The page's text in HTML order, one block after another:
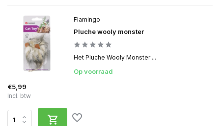
Flamingo
Pluche wooly monster
Het Pluche Wooly Monster ...
Op voorraad
€5,99
Incl. btw